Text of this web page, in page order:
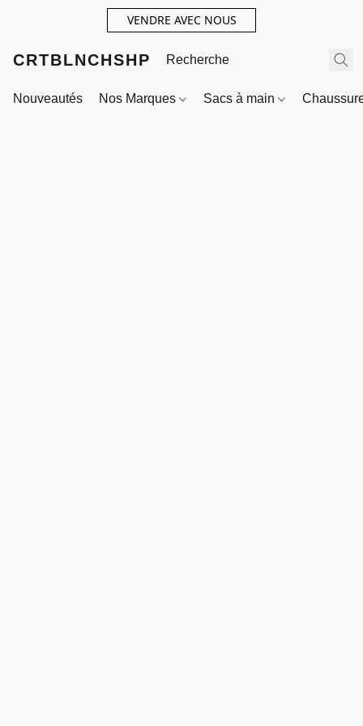
VENDRE AVEC NOUS
CRTBLNCHSHP
Nouveautés Nos Marques Sacs à main